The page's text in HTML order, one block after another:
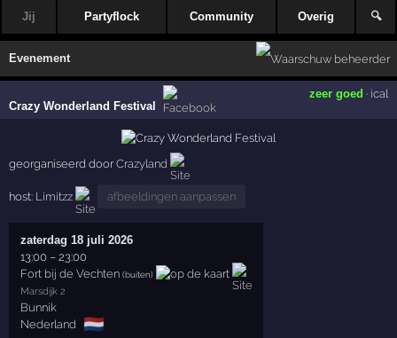
Jij Partyflock Community Overig 🔍
Evenement
Crazy Wonderland Festival
zeer goed · ical
georganiseerd doorCrazyland
host: Limitzz afbeeldingen aanpassen
zaterdag 18 juli 2026
13:00 –23:00
Fort bij de Vechten (buiten)
Marsdijk 2
Bunnik
Nederland
🇳🇱